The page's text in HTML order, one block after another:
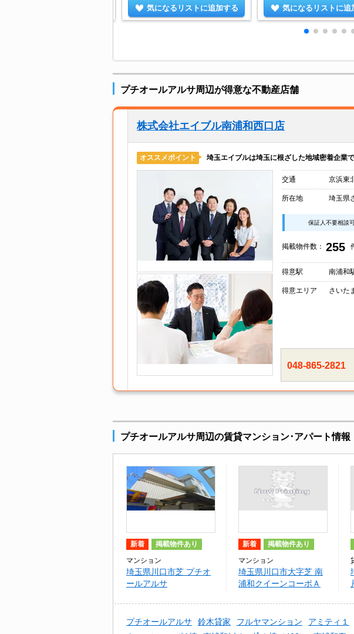
気になるリストに追加する 気になるリストに追
プチオールアルサ周辺が得意な不動産店舗
株式会社エイブル南浦和西口店
オススメポイント 埼玉エイブルは埼玉に根ざした地域密着企業で
交通 京浜東
所在地 埼玉県
保証人不要相談
掲載物件数： 255
得意駅 南浦和
得意エリア さいた
048-865-2821
プチオールアルサ周辺の賃貸マンション･アパート情報
新着 掲載物件あり
マンション
埼玉県川口市芝 プチオ
ールアルサ
新着 掲載物件あり
マンション
埼玉県川口市大字芝 南
浦和クイーンコーポＡ
プチオールアルサ 鈴木貸家 フルヤマンション アミティ１